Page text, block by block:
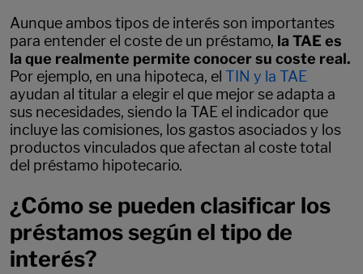
Aunque ambos tipos de interés son importantes
para entender el coste de un préstamo, la TAE es
la que realmente permite conocer su coste real.
Por ejemplo, en una hipoteca, el TIN y la TAE
ayudan al titular a elegir el que mejor se adapta a
sus necesidades, siendo la TAE el indicador que
incluye las comisiones, los gastos asociados y los
productos vinculados que afectan al coste total
del préstamo hipotecario.
¿Cómo se pueden clasificar los
préstamos según el tipo de
interés?